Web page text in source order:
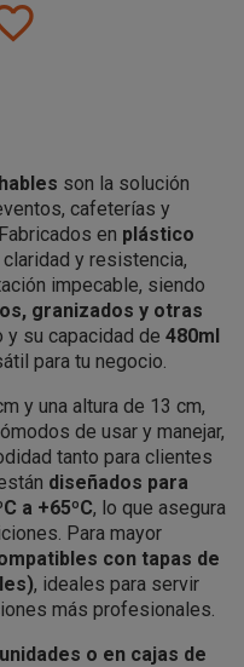
son la solución
cafeterías y
en plástico
y resistencia,
impecable, siendo
granizados y otras
y su capacidad de 480ml
para tu negocio.
y una altura de 13 cm,
de usar y manejar,
tanto para clientes
diseñados para
a +65ºC, lo que asegura
Para mayor
con tapas de
, ideales para servir
más profesionales.
o en cajas de